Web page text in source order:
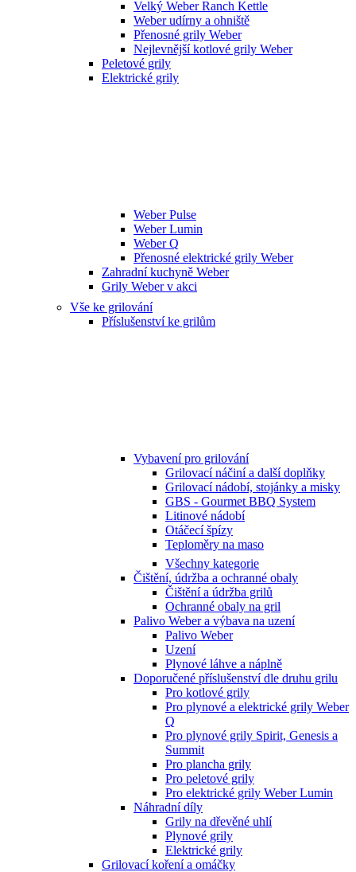
Velký Weber Ranch Kettle
Weber udírny a ohniště
Přenosné grily Weber
Nejlevnější kotlové grily Weber
Peletové grily
Elektrické grily
Weber Pulse
Weber Lumin
Weber Q
Přenosné elektrické grily Weber
Zahradní kuchyně Weber
Grily Weber v akci
Vše ke grilování
Příslušenství ke grilům
Vybavení pro grilování
Grilovací náčiní a další doplňky
Grilovací nádobí, stojánky a misky
GBS - Gourmet BBQ System
Litinové nádobí
Otáčecí špízy
Teploměry na maso
Všechny kategorie
Čištění, údržba a ochranné obaly
Čištění a údržba grilů
Ochranné obaly na gril
Palivo Weber a výbava na uzení
Palivo Weber
Uzení
Plynové láhve a náplně
Doporučené příslušenství dle druhu grilu
Pro kotlové grily
Pro plynové a elektrické grily Weber
Q
Pro plynové grily Spirit, Genesis a
Summit
Pro plancha grily
Pro peletové grily
Pro elektrické grily Weber Lumin
Náhradní díly
Grily na dřevěné uhlí
Plynové grily
Elektrické grily
Grilovací koření a omáčky